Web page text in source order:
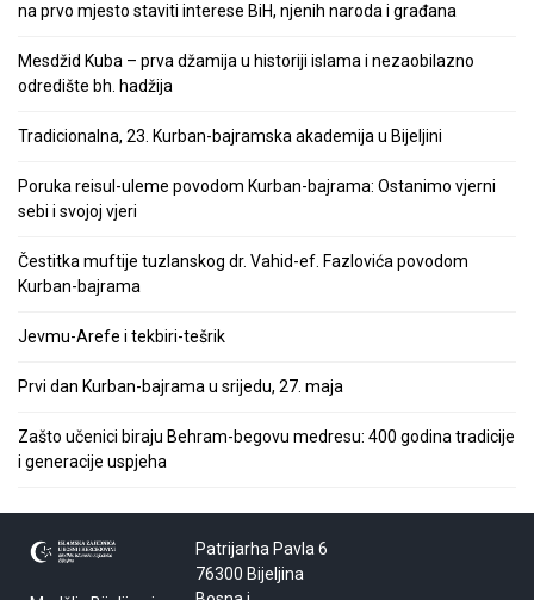
na prvo mjesto staviti interese BiH, njenih naroda i građana
Mesdžid Kuba – prva džamija u historiji islama i nezaobilazno
odredište bh. hadžija
Tradicionalna, 23. Kurban-bajramska akademija u Bijeljini
Poruka reisul-uleme povodom Kurban-bajrama: Ostanimo vjerni
sebi i svojoj vjeri
Čestitka muftije tuzlanskog dr. Vahid-ef. Fazlovića povodom
Kurban-bajrama
Jevmu-Arefe i tekbiri-tešrik
Prvi dan Kurban-bajrama u srijedu, 27. maja
Zašto učenici biraju Behram-begovu medresu: 400 godina tradicije
i generacije uspjeha
Patrijarha Pavla 6
76300 Bijeljina